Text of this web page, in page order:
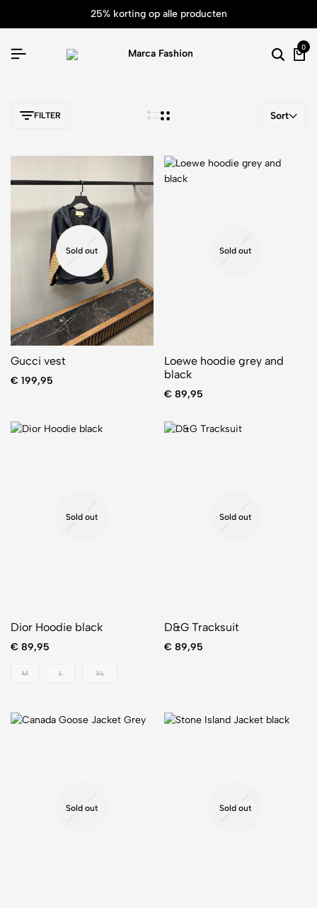
25% korting op alle producten
0
FILTER Sort
Sold out
Gucci vest
€ 199,95
Sold out
Loewe hoodie grey and
black
€ 89,95
Sold out
Dior Hoodie black
€ 89,95
M L XL
Sold out
D&G Tracksuit
€ 89,95
Sold out Sold out